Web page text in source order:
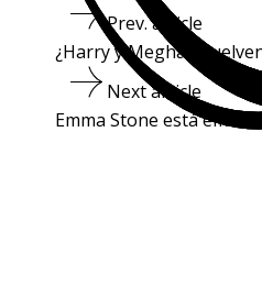
Prev. article
¿Harry y Meghan
Next article
Emma Stone está